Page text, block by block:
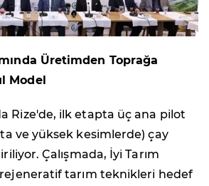
Üretimden Toprağa
Model
Rize'de, ilk etapta üç ana pilot
ve yüksek kesimlerde) çay
Çalışmada, İyi Tarım
tarım teknikleri hedef